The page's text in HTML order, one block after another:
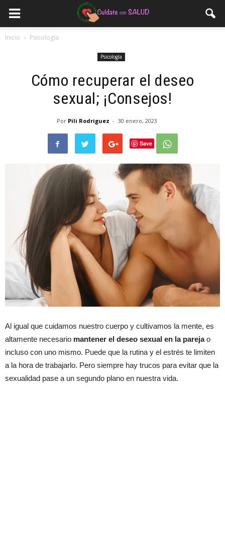
Inicio Psicología
Psicología
Cómo recuperar el deseo
sexual; ¡Consejos!
Por Pili Rodriguez - 30 enero, 2023
Save
Al igual que cuidamos nuestro cuerpo y cultivamos la mente, es
altamente necesario mantener el deseo sexual en la parejao
incluso con uno mismo. Puede que la rutina y el estrés te limiten
a la hora de trabajarlo. Pero siempre hay trucos para evitar que la
sexualidad pase a un segundo plano en nuestra vida.